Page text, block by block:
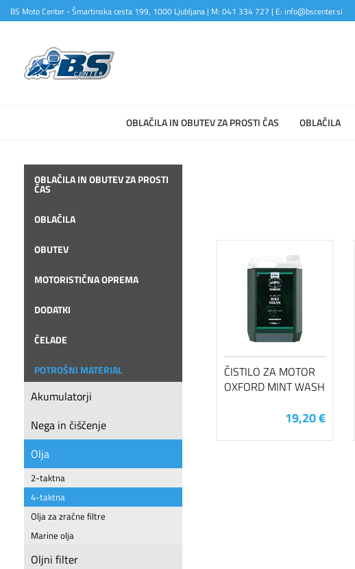
BS Moto Center - Šmartinska cesta 199, 1000 Ljubljana | M: 041 334 727 | E: info@bscenter.si
OBLAČILA IN OBUTEV ZA PROSTI ČAS OBLAČILA
OBLAČILA IN OBUTEV ZA PROSTI
ČAS
OBLAČILA
OBUTEV
MOTORISTIČNA OPREMA
DODATKI
ČELADE
POTROŠNI MATERIAL
Akumulatorji
Nega in čiščenje
Olja
2-taktna
4-taktna
Olja za zračne filtre
Marine olja
Oljni filter
ČISTILO ZA MOTOR
OXFORD MINT WASH
19,20 €